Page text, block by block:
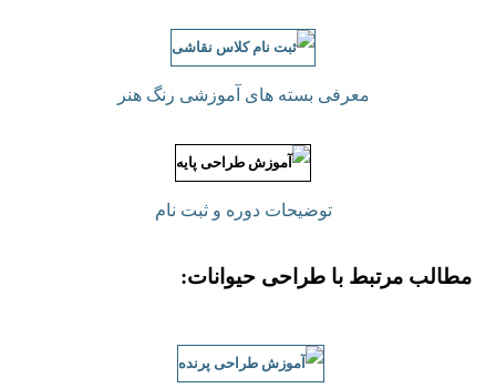
معرفی بسته های آموزشی رنگ هنر
توضیحات دوره و ثبت نام
مطالب مرتبط با طراحی حیوانات: